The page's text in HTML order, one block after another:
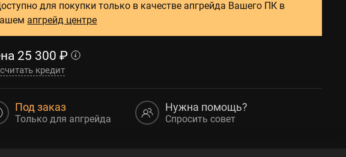
для покупки только в качестве апгрейда Вашего ПК в
апгрейд центре
25 300 ₽
кредит
Под заказ
Только для апгрейда
Нужна помощь?
Спросить совет